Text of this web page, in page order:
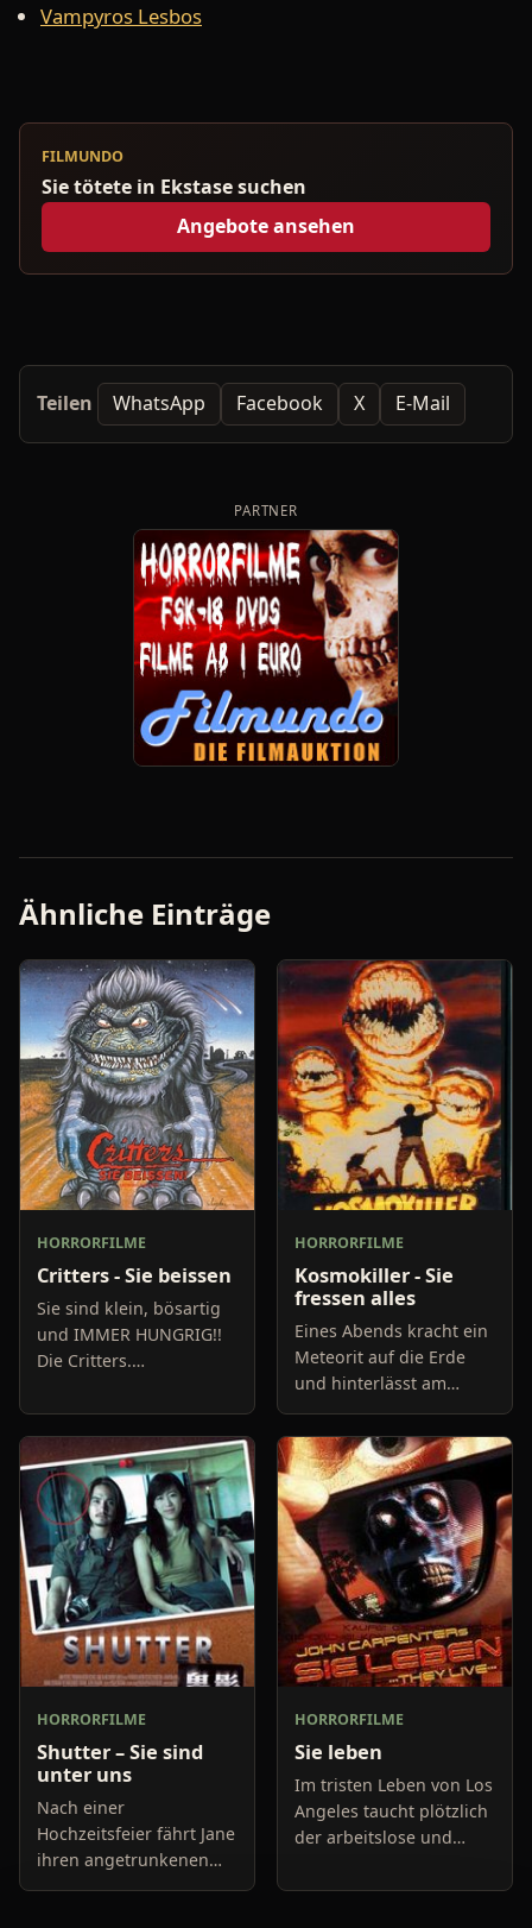
Vampyros Lesbos
FILMUNDO
Sie tötete in Ekstase suchen
Angebote ansehen
Teilen WhatsApp Facebook X E-Mail
PARTNER
Ähnliche Einträge
HORRORFILME
Critters - Sie beissen
Sie sind klein, bösartig
und IMMER HUNGRIG!!
Die Critters.
Stachelmonster,
aufgrund ihres
Fresstriebs und ihrer
Boshaftigkeit auf einen
Straf
HORRORFILME
Kosmokiller - Sie
fressen alles
Eines Abends kracht ein
Meteorit auf die Erde
und hinterlässt am
Absturzort tödliche
Sporen. Aus den Sporen
werden schnell kleine
Würmer, die sich dann in
e
HORRORFILME
Shutter – Sie sind
unter uns
Nach einer
Hochzeitsfeier fährt Jane
ihren angetrunkenen
Freund Tun nach Hause.
HORRORFILME
Sie leben
Im tristen Leben von Los
Angeles taucht plötzlich
der arbeitslose und
Nada auf, um auf einer